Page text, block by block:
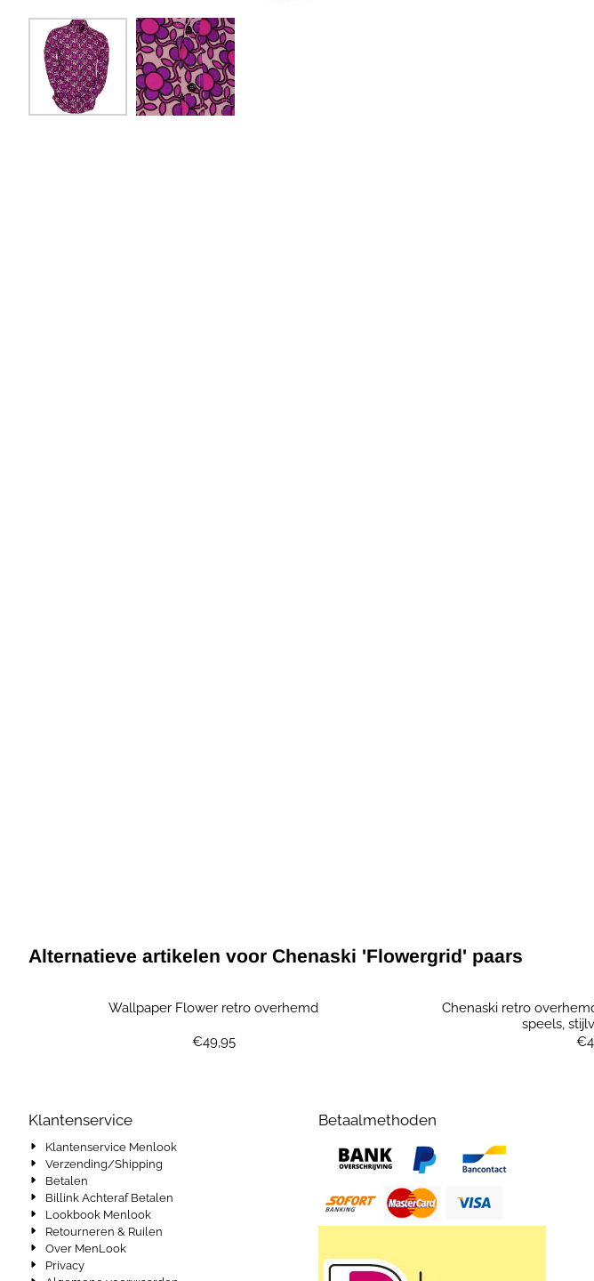
Alternatieve artikelen voor Chenaski 'Flowergrid' paars
Wallpaper Flower retro overhemd
Prijs: 49,95
€49,95
Chenaski retro
speels,
Klantenservice
Klantenservice Menlook
Verzending/Shipping
Betalen
Billink Achteraf Betalen
Lookbook Menlook
Retourneren & Ruilen
Over MenLook
Privacy
Betaalmethoden